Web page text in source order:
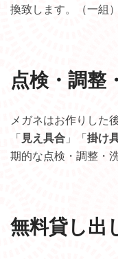
換致します。（一組）
点検・調整
メガネはお作りした
「 見え具合 」「掛け
期的な点検・調整・
無料貸し出